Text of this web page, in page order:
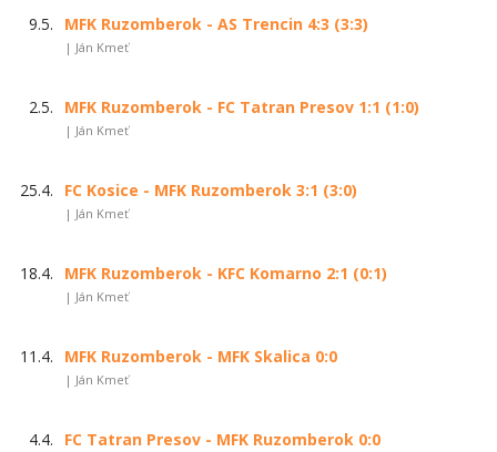
9.5. MFK Ruzomberok - AS Trencin 4:3 (3:3)
| Ján Kmeť
2.5. MFK Ruzomberok - FC Tatran Presov 1:1 (1:0)
| Ján Kmeť
25.4. FC Kosice - MFK Ruzomberok 3:1 (3:0)
| Ján Kmeť
18.4. MFK Ruzomberok - KFC Komarno 2:1 (0:1)
| Ján Kmeť
11.4. MFK Ruzomberok - MFK Skalica 0:0
| Ján Kmeť
4.4. FC Tatran Presov - MFK Ruzomberok 0:0